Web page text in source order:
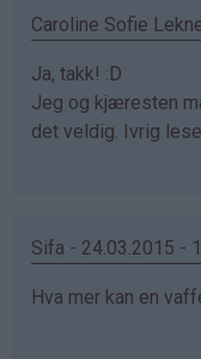
Caroline Sofie
Ja, takk! :D
Jeg og kjæresten
det veldig. Ivrig
Sifa - 24.03.2015 -
Hva mer kan en